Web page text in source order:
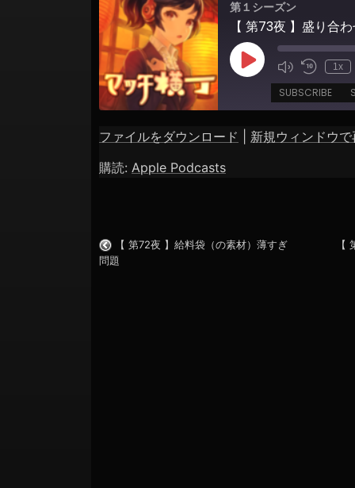
第１シーズン
【 第73夜 】盛り合
Play
Episode
1x
SUBSCRIBE
Apple Podcasts
RSS FEED
SHARE
LINK
ファイルをダウンロード
新規ウィンドウで
購読: Apple Podcasts
【 第72夜 】給料袋（の素材）薄すぎ
問題
【